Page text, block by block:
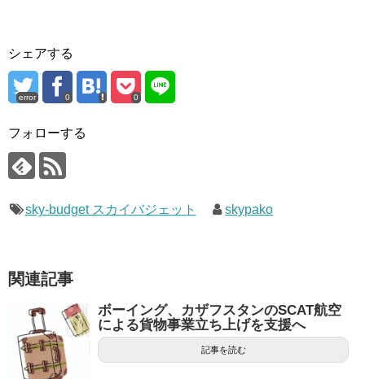
シェアする
error 0 0
フォローする
sky-budget スカイバジェット skypako
関連記事
ボーイング、カザフスタンのSCAT航空
による貨物事業立ち上げを支援へ
記事を読む